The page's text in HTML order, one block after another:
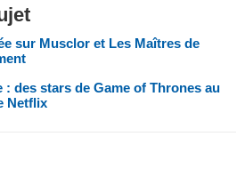
sur Musclor et Les Maîtres de
des stars de Game of Thrones au
Netflix